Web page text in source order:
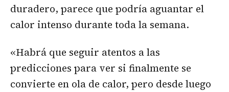
duradero, parece que podría aguantar el
calor intenso durante toda la semana.
«Habrá que seguir atentos a las
predicciones para ver si finalmente se
convierte en ola de calor, pero desde luego